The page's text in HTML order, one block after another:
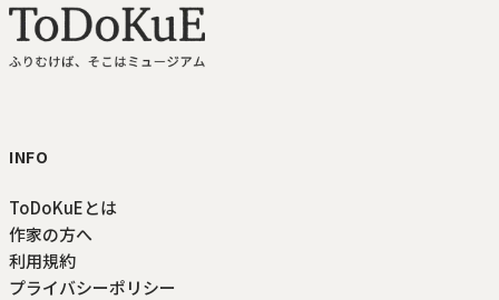
INFO
ToDoKuEとは
作家の方へ
利用規約
プライバシーポリシー